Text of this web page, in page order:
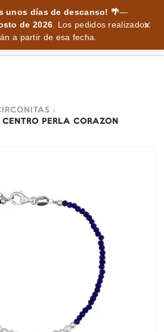
unos días de descanso! 🌴—
de 2026. Los pedidos realizados
a partir de esa fecha.
PERLA CORAZON